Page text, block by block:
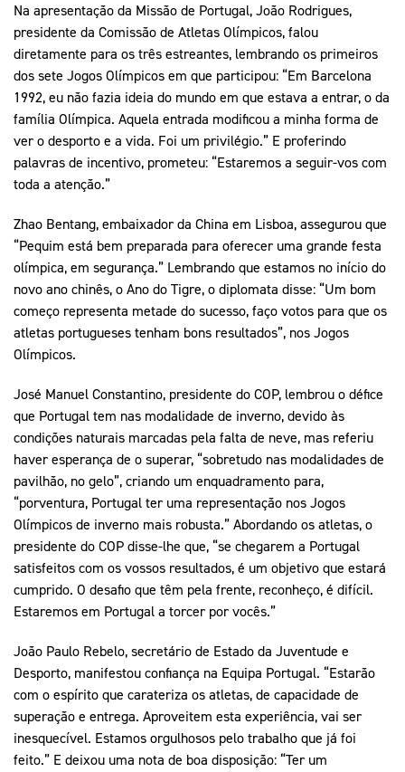
Na apresentação da Missão de Portugal, João Rodrigues,
presidente da Comissão de Atletas Olímpicos, falou
diretamente para os três estreantes, lembrando os primeiros
dos sete Jogos Olímpicos em que participou: “Em Barcelona
1992, eu não fazia ideia do mundo em que estava a entrar, o da
família Olímpica. Aquela entrada modificou a minha forma de
ver o desporto e a vida. Foi um privilégio.” E proferindo
palavras de incentivo, prometeu: “Estaremos a seguir-vos com
toda a atenção.”
Zhao Bentang, embaixador da China em Lisboa, assegurou que
“Pequim está bem preparada para oferecer uma grande festa
olímpica, em segurança.” Lembrando que estamos no início do
novo ano chinês, o Ano do Tigre, o diplomata disse: “Um bom
começo representa metade do sucesso, faço votos para que os
atletas portugueses tenham bons resultados”, nos Jogos
Olímpicos.
José Manuel Constantino, presidente do COP, lembrou o défice
que Portugal tem nas modalidade de inverno, devido às
condições naturais marcadas pela falta de neve, mas referiu
haver esperança de o superar, “sobretudo nas modalidades de
pavilhão, no gelo”, criando um enquadramento para,
“porventura, Portugal ter uma representação nos Jogos
Olímpicos de inverno mais robusta.” Abordando os atletas, o
presidente do COP disse-lhe que, “se chegarem a Portugal
satisfeitos com os vossos resultados, é um objetivo que estará
cumprido. O desafio que têm pela frente, reconheço, é difícil.
Estaremos em Portugal a torcer por vocês.”
João Paulo Rebelo, secretário de Estado da Juventude e
Desporto, manifestou confiança na Equipa Portugal. “Estarão
com o espírito que carateriza os atletas, de capacidade de
superação e entrega. Aproveitem esta experiência, vai ser
inesquecível. Estamos orgulhosos pelo trabalho que já foi
feito.” E deixou uma nota de boa disposição: “Ter um